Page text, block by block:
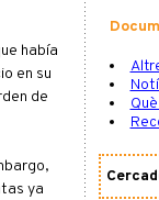
había
en su
de
ya